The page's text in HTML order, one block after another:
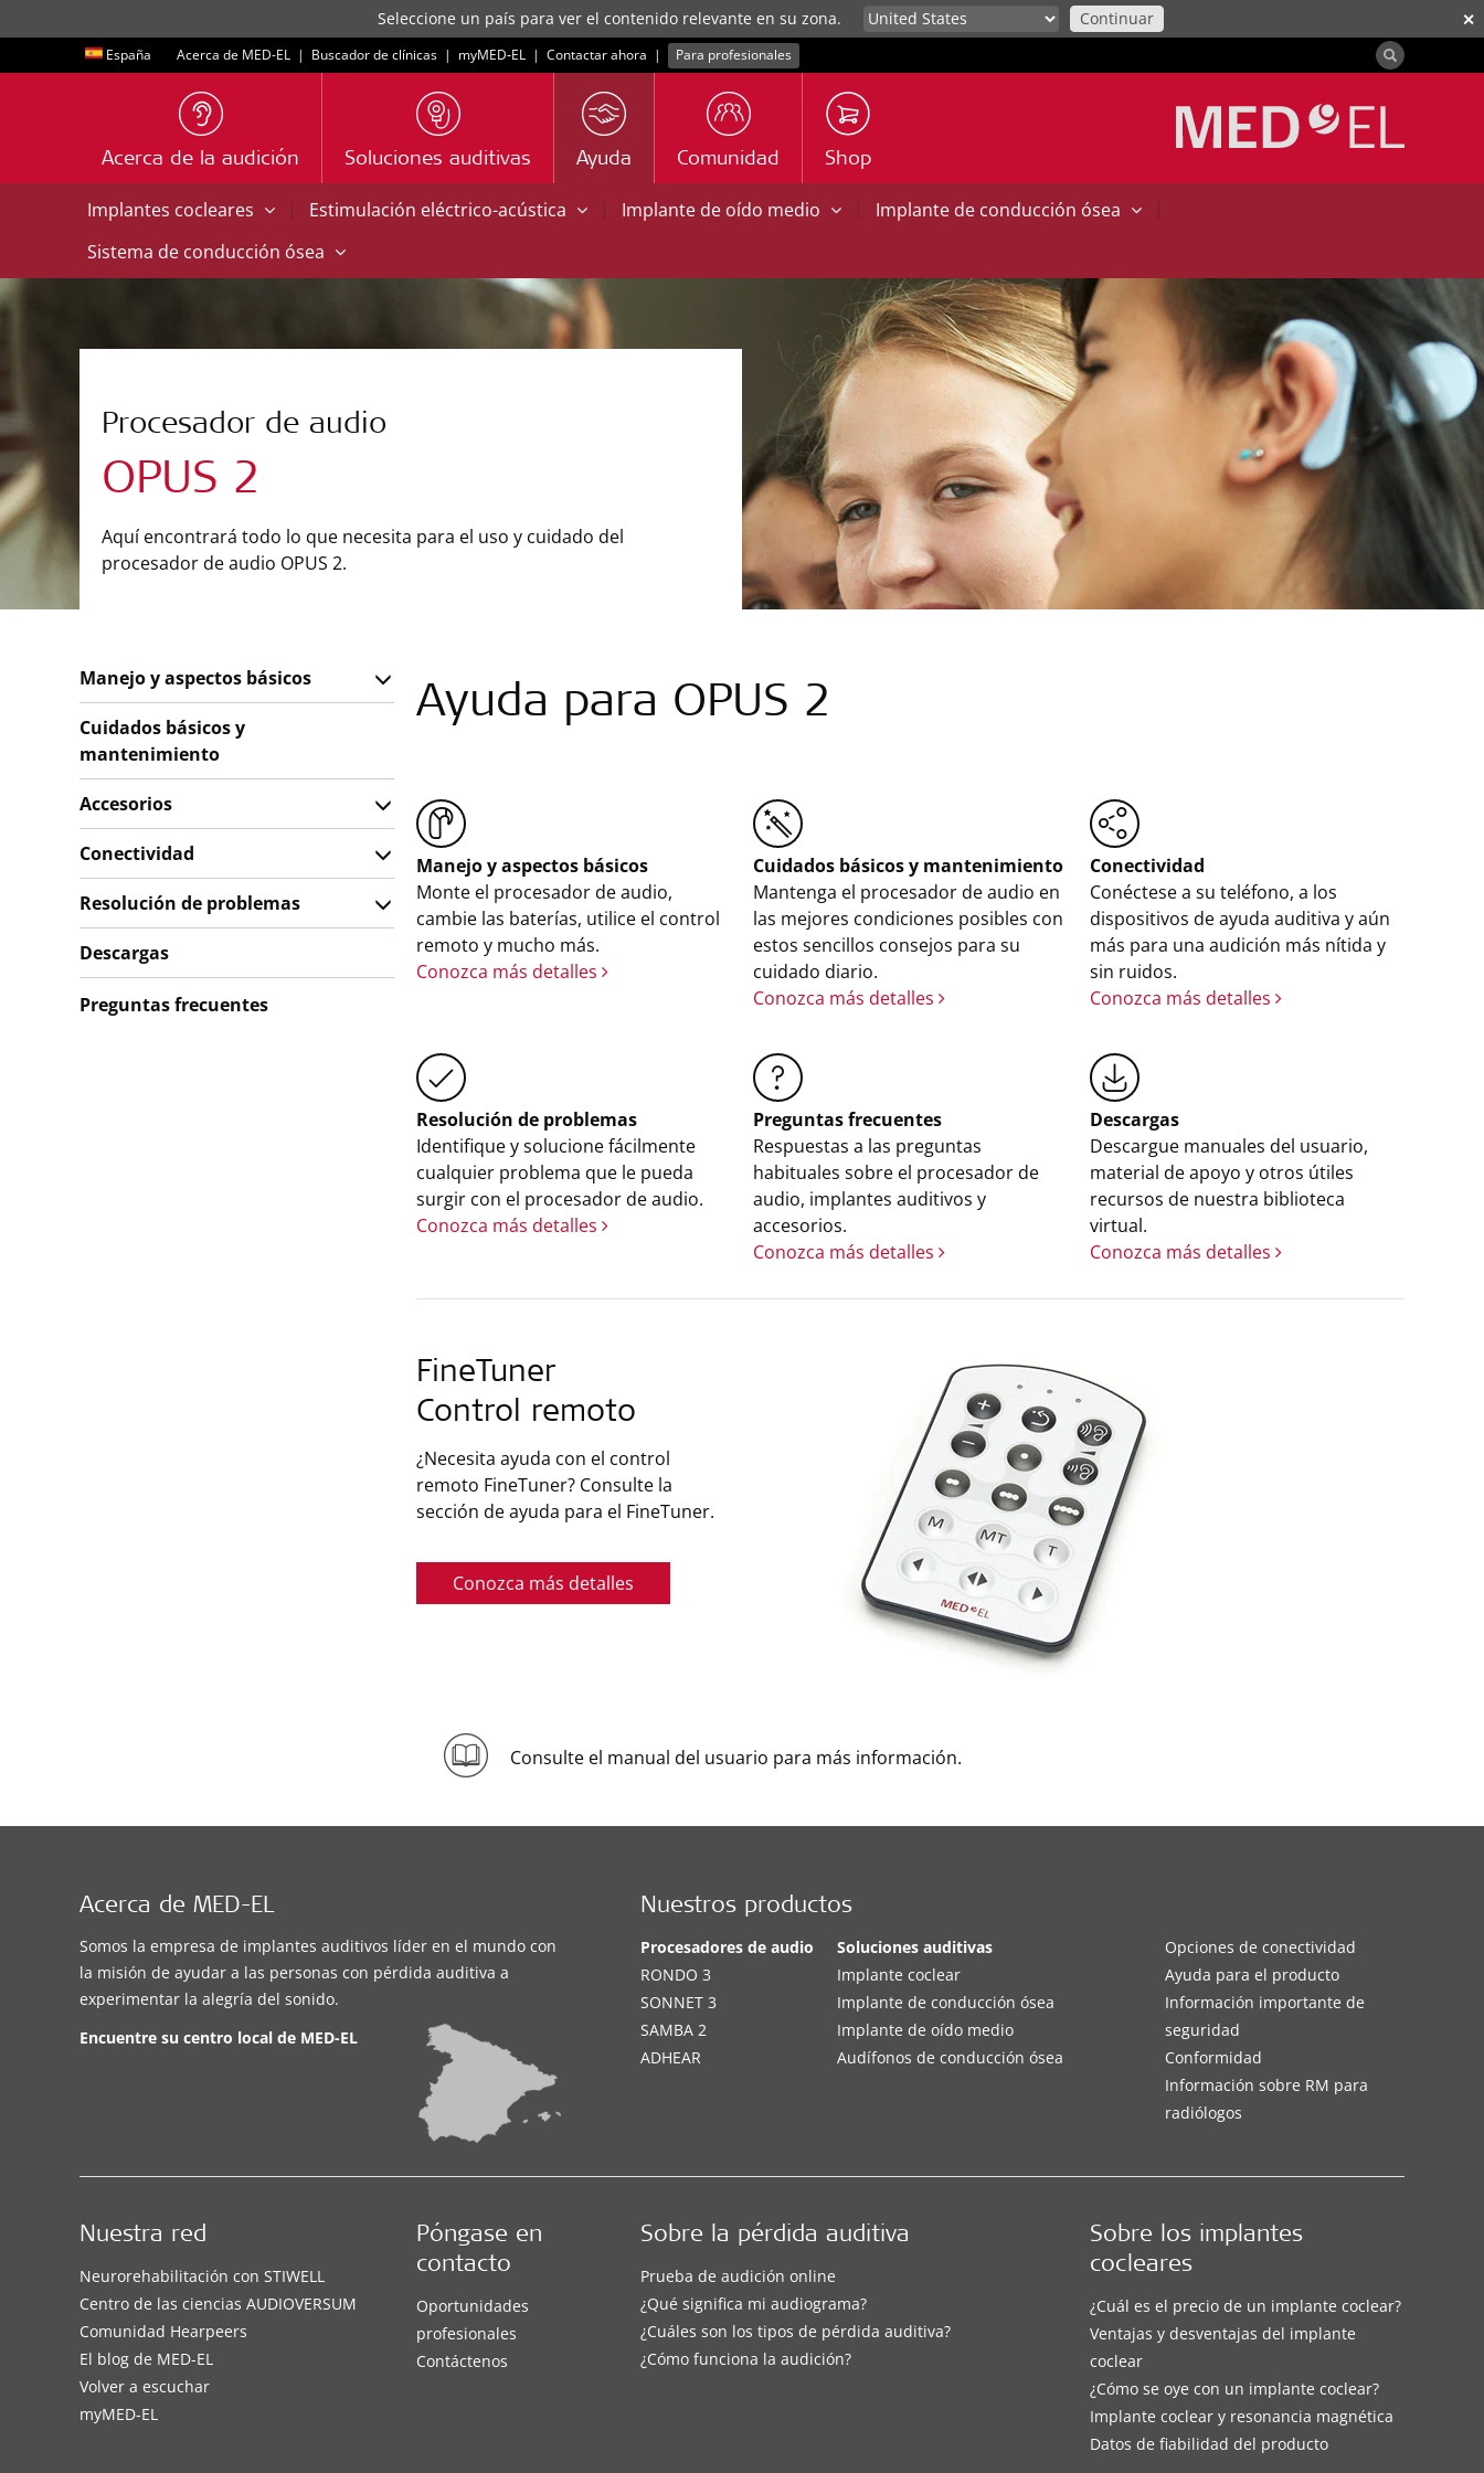
✕
Seleccione un país para ver el contenido relevante en su zona. Continuar
España Acerca de MED-EL | Buscador de clínicas | myMED‑EL | Contactar ahora | Para profesionales
Acerca de la audición Soluciones auditivas Ayuda Comunidad Shop
Implantes cocleares | Estimulación eléctrico-acústica | Implante de oído medio | Implante de conducción ósea
|
Sistema de conducción ósea
Procesador de audio
OPUS 2
Aquí encontrará todo lo que necesita para el uso y cuidado del
procesador de audio OPUS 2.
Ayuda para OPUS 2
Manejo y aspectos básicos
Monte el procesador de audio,
cambie las baterías, utilice el control
remoto y mucho más.
Conozca más detalles
Cuidados básicos y mantenimiento
Mantenga el procesador de audio en
las mejores condiciones posibles con
estos sencillos consejos para su
cuidado diario.
Conozca más detalles
Conectividad
Conéctese a su teléfono, a los
dispositivos de ayuda auditiva y aún
más para una audición más nítida y
sin ruidos.
Conozca más detalles
Resolución de problemas
Identifique y solucione fácilmente
cualquier problema que le pueda
surgir con el procesador de audio.
Conozca más detalles
Preguntas frecuentes
Respuestas a las preguntas
habituales sobre el procesador de
audio, implantes auditivos y
accesorios.
Conozca más detalles
Descargas
Descargue manuales del usuario,
material de apoyo y otros útiles
recursos de nuestra biblioteca
virtual.
Conozca más detalles
FineTuner
Control remoto
¿Necesita ayuda con el control
remoto FineTuner? Consulte la
sección de ayuda para el FineTuner.
Conozca más detalles
Consulte el manual del usuario para más información.
Manejo y aspectos básicos
Cuidados básicos y
mantenimiento
Accesorios
Conectividad
Resolución de problemas
Descargas
Preguntas frecuentes
Acerca de MED-EL
Somos la empresa de implantes auditivos líder en el mundo con
la misión de ayudar a las personas con pérdida auditiva a
experimentar la alegría del sonido.
Encuentre su centro local de MED-EL
Nuestros productos
Procesadores de audio
RONDO 3
SONNET 3
SAMBA 2
ADHEAR
Soluciones auditivas
Implante coclear
Implante de conducción ósea
Implante de oído medio
Audífonos de conducción ósea
Opciones de conectividad
Ayuda para el producto
Información importante de
seguridad
Conformidad
Información sobre RM para
radiólogos
Sobre la pérdida auditiva
Prueba de audición online
¿Qué significa mi audiograma?
¿Cuáles son los tipos de pérdida auditiva?
¿Cómo funciona la audición?
Sobre los implantes
cocleares
¿Cuál es el precio de un implante coclear?
Ventajas y desventajas del implante
coclear
¿Cómo se oye con un implante coclear?
Implante coclear y resonancia magnética
Datos de fiabilidad del producto
Nuestra red
Neurorehabilitación con STIWELL
Centro de las ciencias AUDIOVERSUM
Comunidad Hearpeers
El blog de MED-EL
Volver a escuchar
myMED‑EL
Póngase en
contacto
Oportunidades
profesionales
Contáctenos